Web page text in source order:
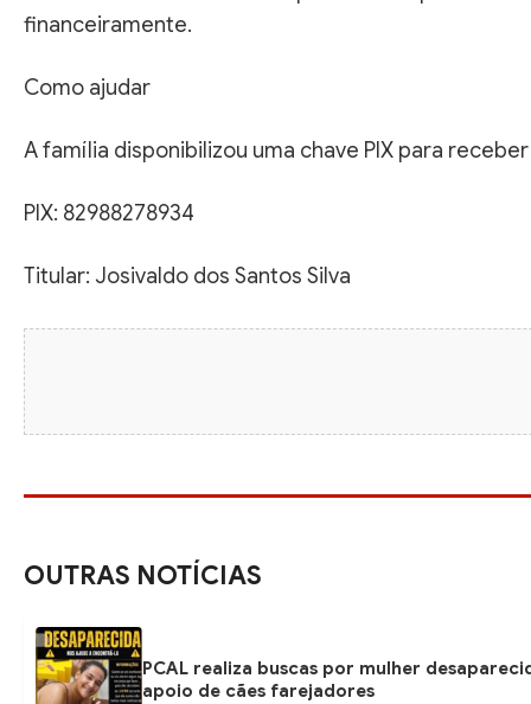
financeiramente.
Como ajudar
A família disponibilizou uma chave PIX para
PIX: 82988278934
Titular: Josivaldo dos Santos Silva
OUTRAS NOTÍCIAS
PCAL realiza buscas por mulher
apoio de cães farejadores